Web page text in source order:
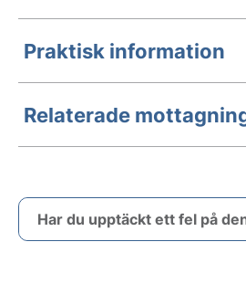
Praktisk information
Relaterade
Har du upptäckt ett fel på